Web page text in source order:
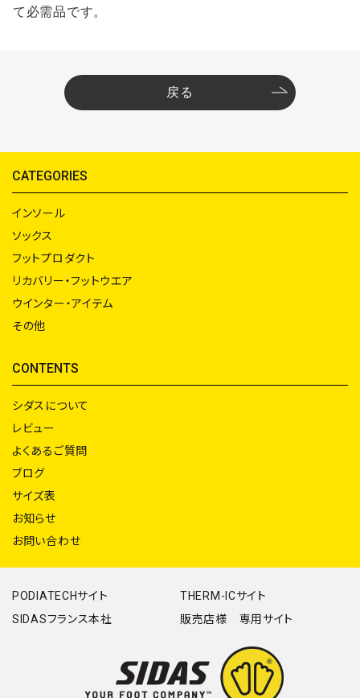
て必需品です。
戻る
CATEGORIES
インソール
ソックス
フットプロダクト
リカバリー・フットウエア
ウインター・アイテム
その他
CONTENTS
シダスについて
レビュー
よくあるご質問
ブログ
サイズ表
お知らせ
お問い合わせ
PODIATECHサイト
THERM-ICサイト
SIDASフランス本社
販売店様 専用サイト